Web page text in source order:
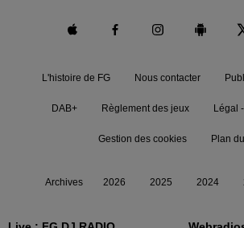
L'histoire de FG Nous contacter
DAB+ Règlement des jeux Légal
Gestion des cookies Plan
Archives 2026 2025 2024